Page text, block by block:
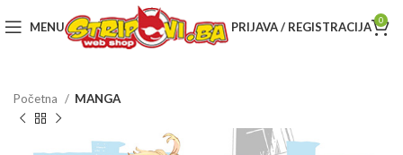
MENU PRIJAVA / REGISTRACIJA 0
Početna MANGA